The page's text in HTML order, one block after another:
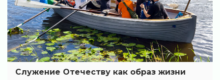
Служение Отечеству как образ жизни